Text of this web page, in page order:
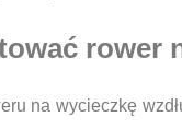
rower
na wycieczkę